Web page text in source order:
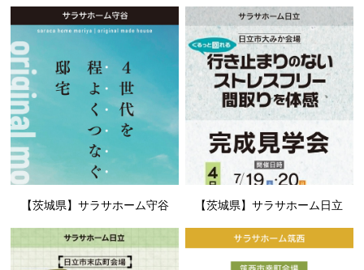
【茨城県】サラサホーム守谷 【茨城県】サラサホーム日立